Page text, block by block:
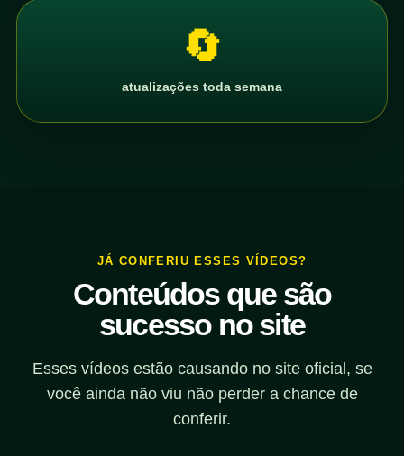
🔄
atualizações toda semana
JÁ CONFERIU ESSES VÍDEOS?
Conteúdos que são
sucesso no site
Esses vídeos estão causando no site oficial, se
você ainda não viu não perder a chance de
conferir.